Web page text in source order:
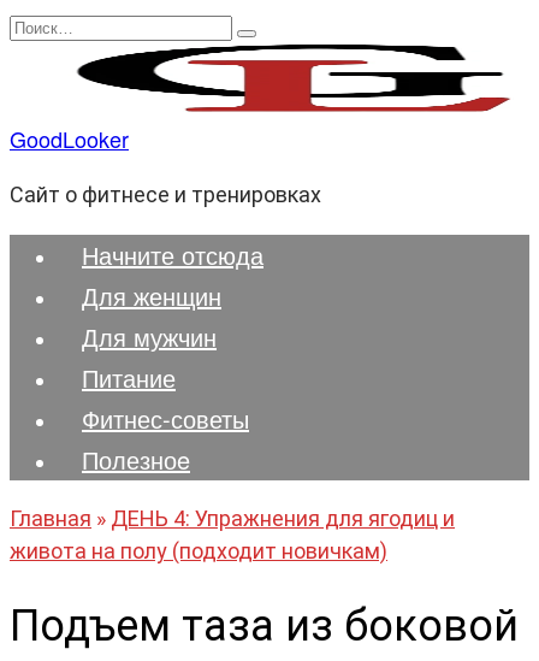
Перейти
содержанию
Search
GoodLooker
Сайт о фитнесе и тренировках
Начните отсюда
Для женщин
Для мужчин
Питание
Фитнес-советы
Полезноe
Главная » ДЕНЬ 4: Упражнения для ягодиц и
живота на полу (подходит новичкам)
Подъем таза из боковой